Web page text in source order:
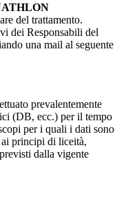
del trattamento.
dei Responsabili del
una mail al seguente
prevalentemente
(DB, ecc.) per il tempo
per i quali i dati sono
principi di liceità,
dalla vigente